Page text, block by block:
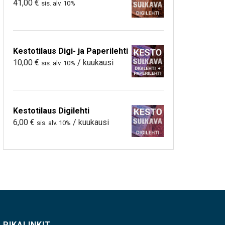
41,00 € sis. alv. 10%
Kestotilaus Digi- ja Paperilehti
10,00 € sis. alv. 10% / kuukausi
Kestotilaus Digilehti
6,00 € sis. alv. 10% / kuukausi